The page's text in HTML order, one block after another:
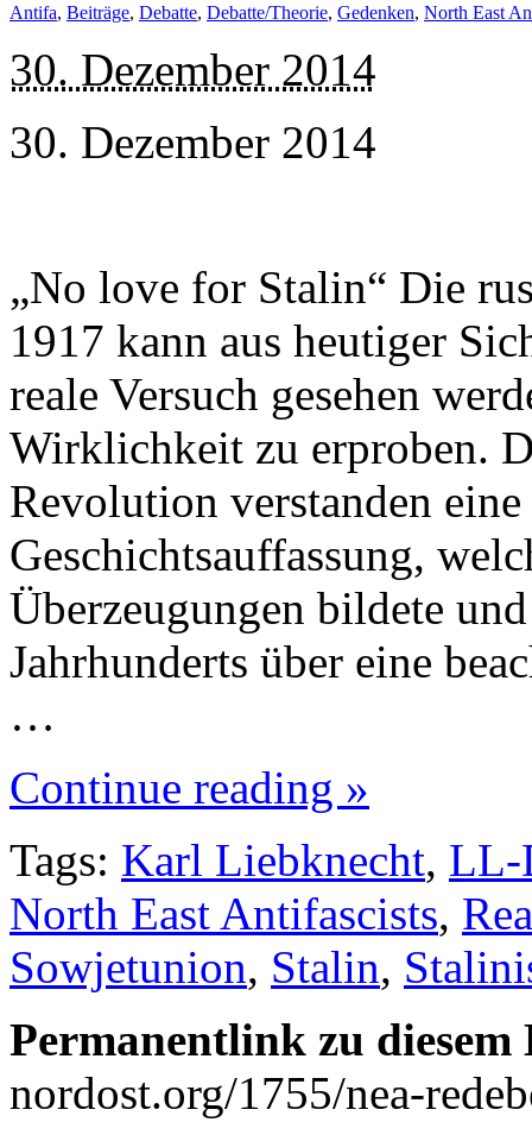
Antifa, Beiträge, Debatte, Debatte/Theorie, Gedenken, North East
30. Dezember 2014
30. Dezember 2014
„No love for Stalin“ Die
1917 kann aus heutiger
reale Versuch gesehen
Wirklichkeit zu erproben.
Revolution verstanden
Geschichtsauffassung,
Überzeugungen bildete
Jahrhunderts über eine
…
Continue reading »
Tags: Karl Liebknecht, LL-
North East Antifascists,
Sowjetunion, Stalin,
Permanentlink zu
nordost.org/1755/nea-